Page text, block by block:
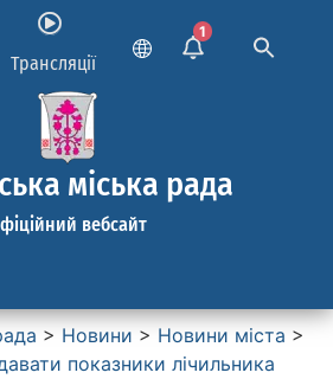
Трансляції
1
міська рада
вебсайт
> Новини > Новини міста >
показники лічильника